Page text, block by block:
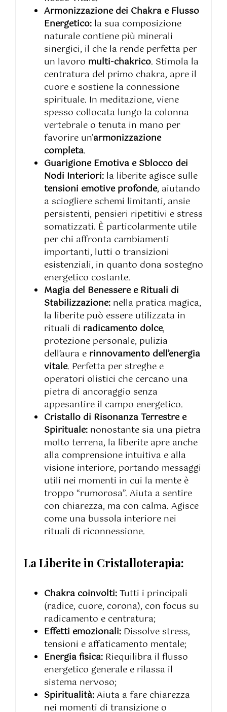
Armonizzazione dei Chakra e Flusso
Energetico: la sua composizione
naturale contiene più minerali
sinergici, il che la rende perfetta per
un lavoro multi-chakrico. Stimola la
centratura del primo chakra, apre il
cuore e sostiene la connessione
spirituale. In meditazione, viene
spesso collocata lungo la colonna
vertebrale o tenuta in mano per
favorire un’armonizzazione
completa.
Guarigione Emotiva e Sblocco dei
Nodi Interiori: la liberite agisce sulle
tensioni emotive profonde, aiutando
a sciogliere schemi limitanti, ansie
persistenti, pensieri ripetitivi e stress
somatizzati. È particolarmente utile
per chi affronta cambiamenti
importanti, lutti o transizioni
esistenziali, in quanto dona sostegno
energetico costante.
Magia del Benessere e Rituali di
Stabilizzazione: nella pratica magica,
la liberite può essere utilizzata in
rituali di radicamento dolce,
protezione personale, pulizia
dell’aura e rinnovamento dell’energia
vitale. Perfetta per streghe e
operatori olistici che cercano una
pietra di ancoraggio senza
appesantire il campo energetico.
Cristallo di Risonanza Terrestre e
Spirituale: nonostante sia una pietra
molto terrena, la liberite apre anche
alla comprensione intuitiva e alla
visione interiore, portando messaggi
utili nei momenti in cui la mente è
troppo “rumorosa”. Aiuta a sentire
con chiarezza, ma con calma. Agisce
come una bussola interiore nei
rituali di riconnessione.
La Liberite in Cristalloterapia:
Chakra coinvolti:Tutti i principali
(radice, cuore, corona), con focus su
radicamento e centratura;
Effetti emozionali:Dissolve stress,
tensioni e affaticamento mentale;
Energia fisica:Riequilibra il flusso
energetico generale e rilassa il
sistema nervoso;
Spiritualità:Aiuta a fare chiarezza
nei momenti di transizione o